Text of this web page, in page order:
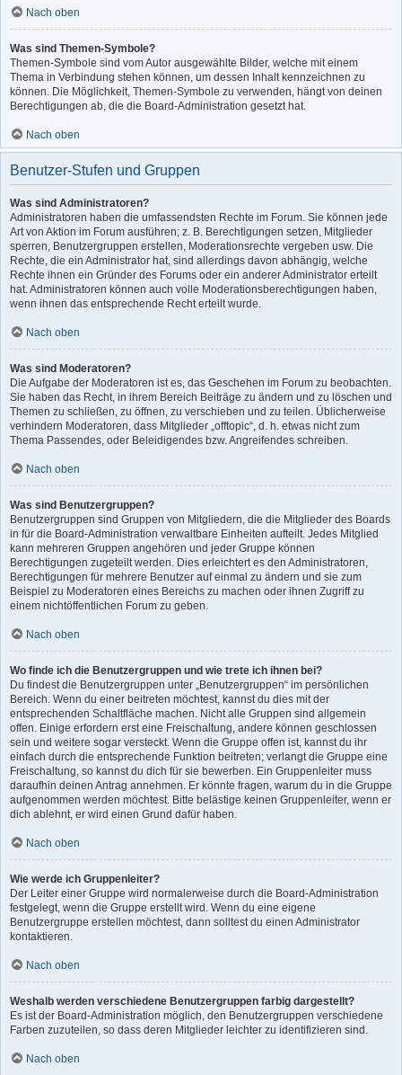
Nach oben
Was sind Themen-Symbole?
Themen-Symbole sind vom Autor ausgewählte Bilder, welche mit einem
Thema in Verbindung stehen können, um dessen Inhalt kennzeichnen zu
können. Die Möglichkeit, Themen-Symbole zu verwenden, hängt von deinen
Berechtigungen ab, die die Board-Administration gesetzt hat.
Nach oben
Benutzer-Stufen und Gruppen
Was sind Administratoren?
Administratoren haben die umfassendsten Rechte im Forum. Sie können jede
Art von Aktion im Forum ausführen; z. B. Berechtigungen setzen, Mitglieder
sperren, Benutzergruppen erstellen, Moderationsrechte vergeben usw. Die
Rechte, die ein Administrator hat, sind allerdings davon abhängig, welche
Rechte ihnen ein Gründer des Forums oder ein anderer Administrator erteilt
hat. Administratoren können auch volle Moderationsberechtigungen haben,
wenn ihnen das entsprechende Recht erteilt wurde.
Nach oben
Was sind Moderatoren?
Die Aufgabe der Moderatoren ist es, das Geschehen im Forum zu beobachten.
Sie haben das Recht, in ihrem Bereich Beiträge zu ändern und zu löschen und
Themen zu schließen, zu öffnen, zu verschieben und zu teilen. Üblicherweise
verhindern Moderatoren, dass Mitglieder „offtopic“, d. h. etwas nicht zum
Thema Passendes, oder Beleidigendes bzw. Angreifendes schreiben.
Nach oben
Was sind Benutzergruppen?
Benutzergruppen sind Gruppen von Mitgliedern, die die Mitglieder des Boards
in für die Board-Administration verwaltbare Einheiten aufteilt. Jedes Mitglied
kann mehreren Gruppen angehören und jeder Gruppe können
Berechtigungen zugeteilt werden. Dies erleichtert es den Administratoren,
Berechtigungen für mehrere Benutzer auf einmal zu ändern und sie zum
Beispiel zu Moderatoren eines Bereichs zu machen oder ihnen Zugriff zu
einem nichtöffentlichen Forum zu geben.
Nach oben
Wo finde ich die Benutzergruppen und wie trete ich ihnen bei?
Du findest die Benutzergruppen unter „Benutzergruppen“ im persönlichen
Bereich. Wenn du einer beitreten möchtest, kannst du dies mit der
entsprechenden Schaltfläche machen. Nicht alle Gruppen sind allgemein
offen. Einige erfordern erst eine Freischaltung, andere können geschlossen
sein und weitere sogar versteckt. Wenn die Gruppe offen ist, kannst du ihr
einfach durch die entsprechende Funktion beitreten; verlangt die Gruppe eine
Freischaltung, so kannst du dich für sie bewerben. Ein Gruppenleiter muss
daraufhin deinen Antrag annehmen. Er könnte fragen, warum du in die Gruppe
aufgenommen werden möchtest. Bitte belästige keinen Gruppenleiter, wenn er
dich ablehnt, er wird einen Grund dafür haben.
Nach oben
Wie werde ich Gruppenleiter?
Der Leiter einer Gruppe wird normalerweise durch die Board-Administration
festgelegt, wenn die Gruppe erstellt wird. Wenn du eine eigene
Benutzergruppe erstellen möchtest, dann solltest du einen Administrator
kontaktieren.
Nach oben
Weshalb werden verschiedene Benutzergruppen farbig dargestellt?
Es ist der Board-Administration möglich, den Benutzergruppen verschiedene
Farben zuzuteilen, so dass deren Mitglieder leichter zu identifizieren sind.
Nach oben